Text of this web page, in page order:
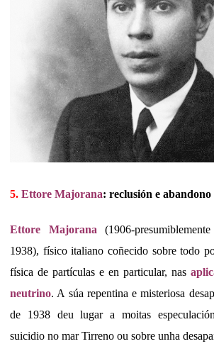
5. Ettore Majorana: reclusión e
Ettore Majorana (1906-
1938), físico italiano coñecido sobre todo
física de partículas e en particular, nas
neutrino. A súa repentina e misteriosa
de 1938 deu lugar a moitas
suicidio no mar Tirreno ou sobre unha